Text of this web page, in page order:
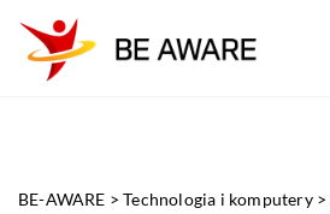
BE-AWARE >Technologia i komputery>